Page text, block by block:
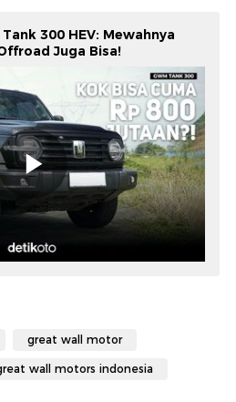
300 HEV: Mewahnya
Juga Bisa!
great wall motor
wall motors indonesia